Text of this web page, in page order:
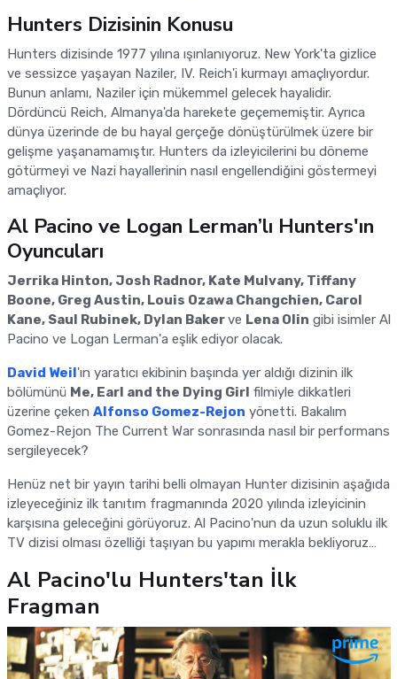
Hunters Dizisinin Konusu
Hunters dizisinde 1977 yılına ışınlanıyoruz. New York'ta gizlice
ve sessizce yaşayan Naziler, IV. Reich'i kurmayı amaçlıyordur.
Bunun anlamı, Naziler için mükemmel gelecek hayalidir.
Dördüncü Reich, Almanya'da harekete geçememiştir. Ayrıca
dünya üzerinde de bu hayal gerçeğe dönüştürülmek üzere bir
gelişme yaşanamamıştır. Hunters da izleyicilerini bu döneme
götürmeyi ve Nazi hayallerinin nasıl engellendiğini göstermeyi
amaçlıyor.
Al Pacino ve Logan Lerman’lı Hunters'ın
Oyuncuları
Jerrika Hinton, Josh Radnor, Kate Mulvany, Tiffany
Boone, Greg Austin, Louis Ozawa Changchien, Carol
Kane, Saul Rubinek, Dylan Bakerve Lena Olin gibi isimler Al
Pacino ve Logan Lerman'a eşlik ediyor olacak.
David Weil 'ın yaratıcı ekibinin başında yer aldığı dizinin ilk
bölümünü Me, Earl and the Dying Girl filmiyle dikkatleri
üzerine çeken Alfonso Gomez-Rejon yönetti. Bakalım
Gomez-Rejon The Current War sonrasında nasıl bir performans
sergileyecek?
Henüz net bir yayın tarihi belli olmayan Hunter dizisinin aşağıda
izleyeceğiniz ilk tanıtım fragmanında 2020 yılında izleyicinin
karşısına geleceğini görüyoruz. Al Pacino'nun da uzun soluklu ilk
TV dizisi olması özelliği taşıyan bu yapımı merakla bekliyoruz…
Al Pacino'lu Hunters'tan İlk
Fragman